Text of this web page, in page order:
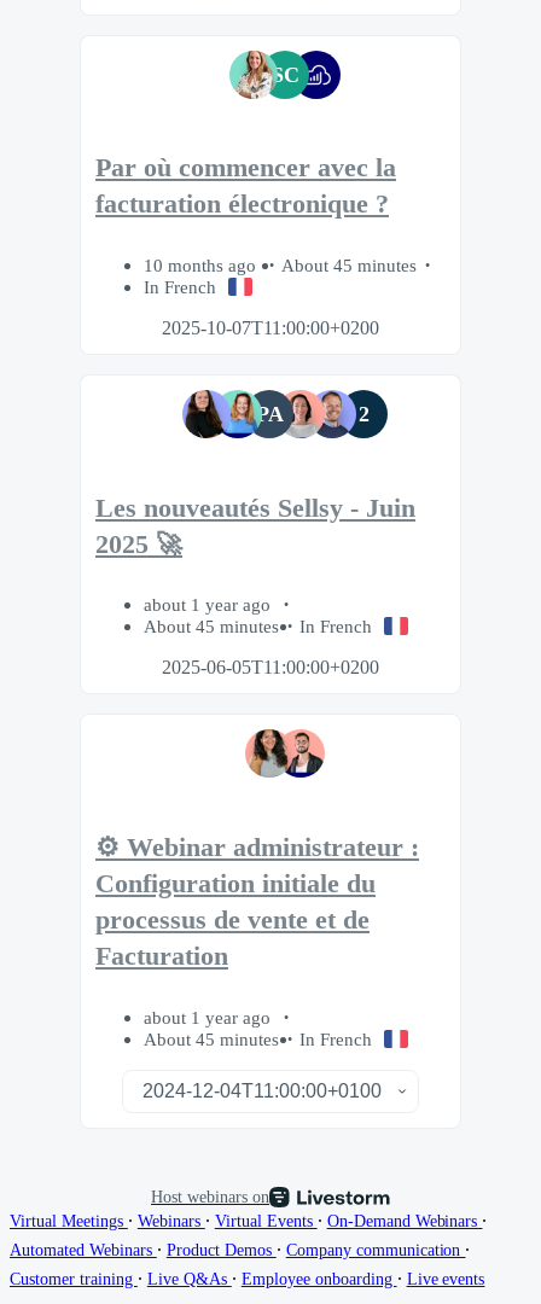
SC
Par où commencer avec la
facturation électronique ?
10 months ago
About 45 minutes
In French
2025-10-07T11:00:00+0200
PA 2
Les nouveautés Sellsy - Juin
2025 🚀
about 1 year ago
About 45 minutes
In French
2025-06-05T11:00:00+0200
⚙️ Webinar administrateur :
Configuration initiale du
processus de vente et de
Facturation
about 1 year ago
About 45 minutes
In French
Host webinars on
Virtual Meetings ∙ Webinars ∙ Virtual Events ∙ On-Demand Webinars ∙
Automated Webinars ∙ Product Demos ∙ Company communication ∙
Customer training ∙ Live Q&As ∙ Employee onboarding ∙ Live events